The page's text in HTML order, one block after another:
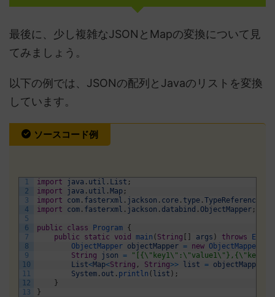
最後に、少し複雑なJSONとMapの変換について見
てみましょう。
以下の例では、JSONの配列とJavaのリストを変換
しています。
ソースコード例
1
2
3
4
5
6
7
8
9
10
11
12
13
import java . util . List ;
import
java . util . Map ;
import
com . fasterxml . jackson . core . type . TypeReference
import
com . fasterxml . jackson . databind . ObjectMapper ;
public class Program {
public
static void main ( String [ ] args ) throws
ObjectMapper objectMapper = new ObjectMapper
String
json =
List<Map<String , String>> list = objectMapper
System . out . println ( list ) ;
}
}